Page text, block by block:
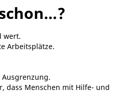
wert.
Arbeitsplätze.
dass Menschen mit Hilfe- und